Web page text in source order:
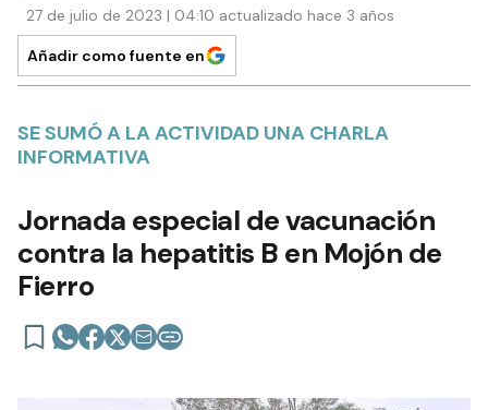
27 de julio de 2023 | 04:10 actualizado hace 3 años
Añadir como fuente en
SE SUMÓ A LA ACTIVIDAD UNA CHARLA
INFORMATIVA
Jornada especial de vacunación
contra la hepatitis B en Mojón de
Fierro